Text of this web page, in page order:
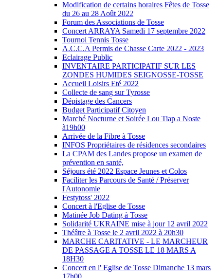
Modification de certains horaires Fêtes de Tosse
du 26 au 28 Août 2022
Forum des Associations de Tosse
Concert ARRAYA Samedi 17 septembre 2022
Tournoi Tennis Tosse
A.C.C.A Permis de Chasse Carte 2022 - 2023
Eclairage Public
INVENTAIRE PARTICIPATIF SUR LES
ZONDES HUMIDES SEIGNOSSE-TOSSE
Accueil Loisirs Eté 2022
Collecte de sang sur Tyrosse
Dépistage des Cancers
Budget Participatif Citoyen
Marché Nocturne et Soirée Lou Tiap a Noste
à19h00
Arrivée de la Fibre à Tosse
INFOS Propriétaires de résidences secondaires
La CPAM des Landes propose un examen de
prévention en santé,
Séjours été 2022 Espace Jeunes et Colos
Faciliter les Parcours de Santé / Préserver
l'Autonomie
Festytoss' 2022
Concert à l'Eglise de Tosse
Matinée Job Dating à Tosse
Solidarité UKRAINE mise à jour 12 avril 2022
Théâtre à Tosse le 2 avril 2022 à 20h30
MARCHE CARITATIVE - LE MARCHEUR
DE PASSAGE A TOSSE LE 18 MARS A
18H30
Concert en l' Eglise de Tosse Dimanche 13 mars
17h00